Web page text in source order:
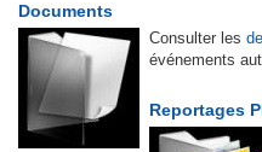
Documents
Consulter les
événements
Reportages